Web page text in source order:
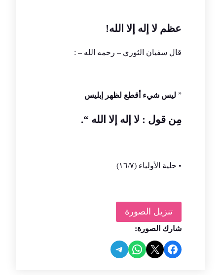
عظم لا إله إلا الله!
قال سفيان الثوري – رحمه الله – :
” ليس شيء أقطع لظهر إبليس
مِن قول : لا إله إلا الله “.
• حلية الأولياء (١٦/٧)
تنزيل الصورة
شارك الصورة:
Share on Facebook
Share on X
Share on WhatsApp
Share on Telegram